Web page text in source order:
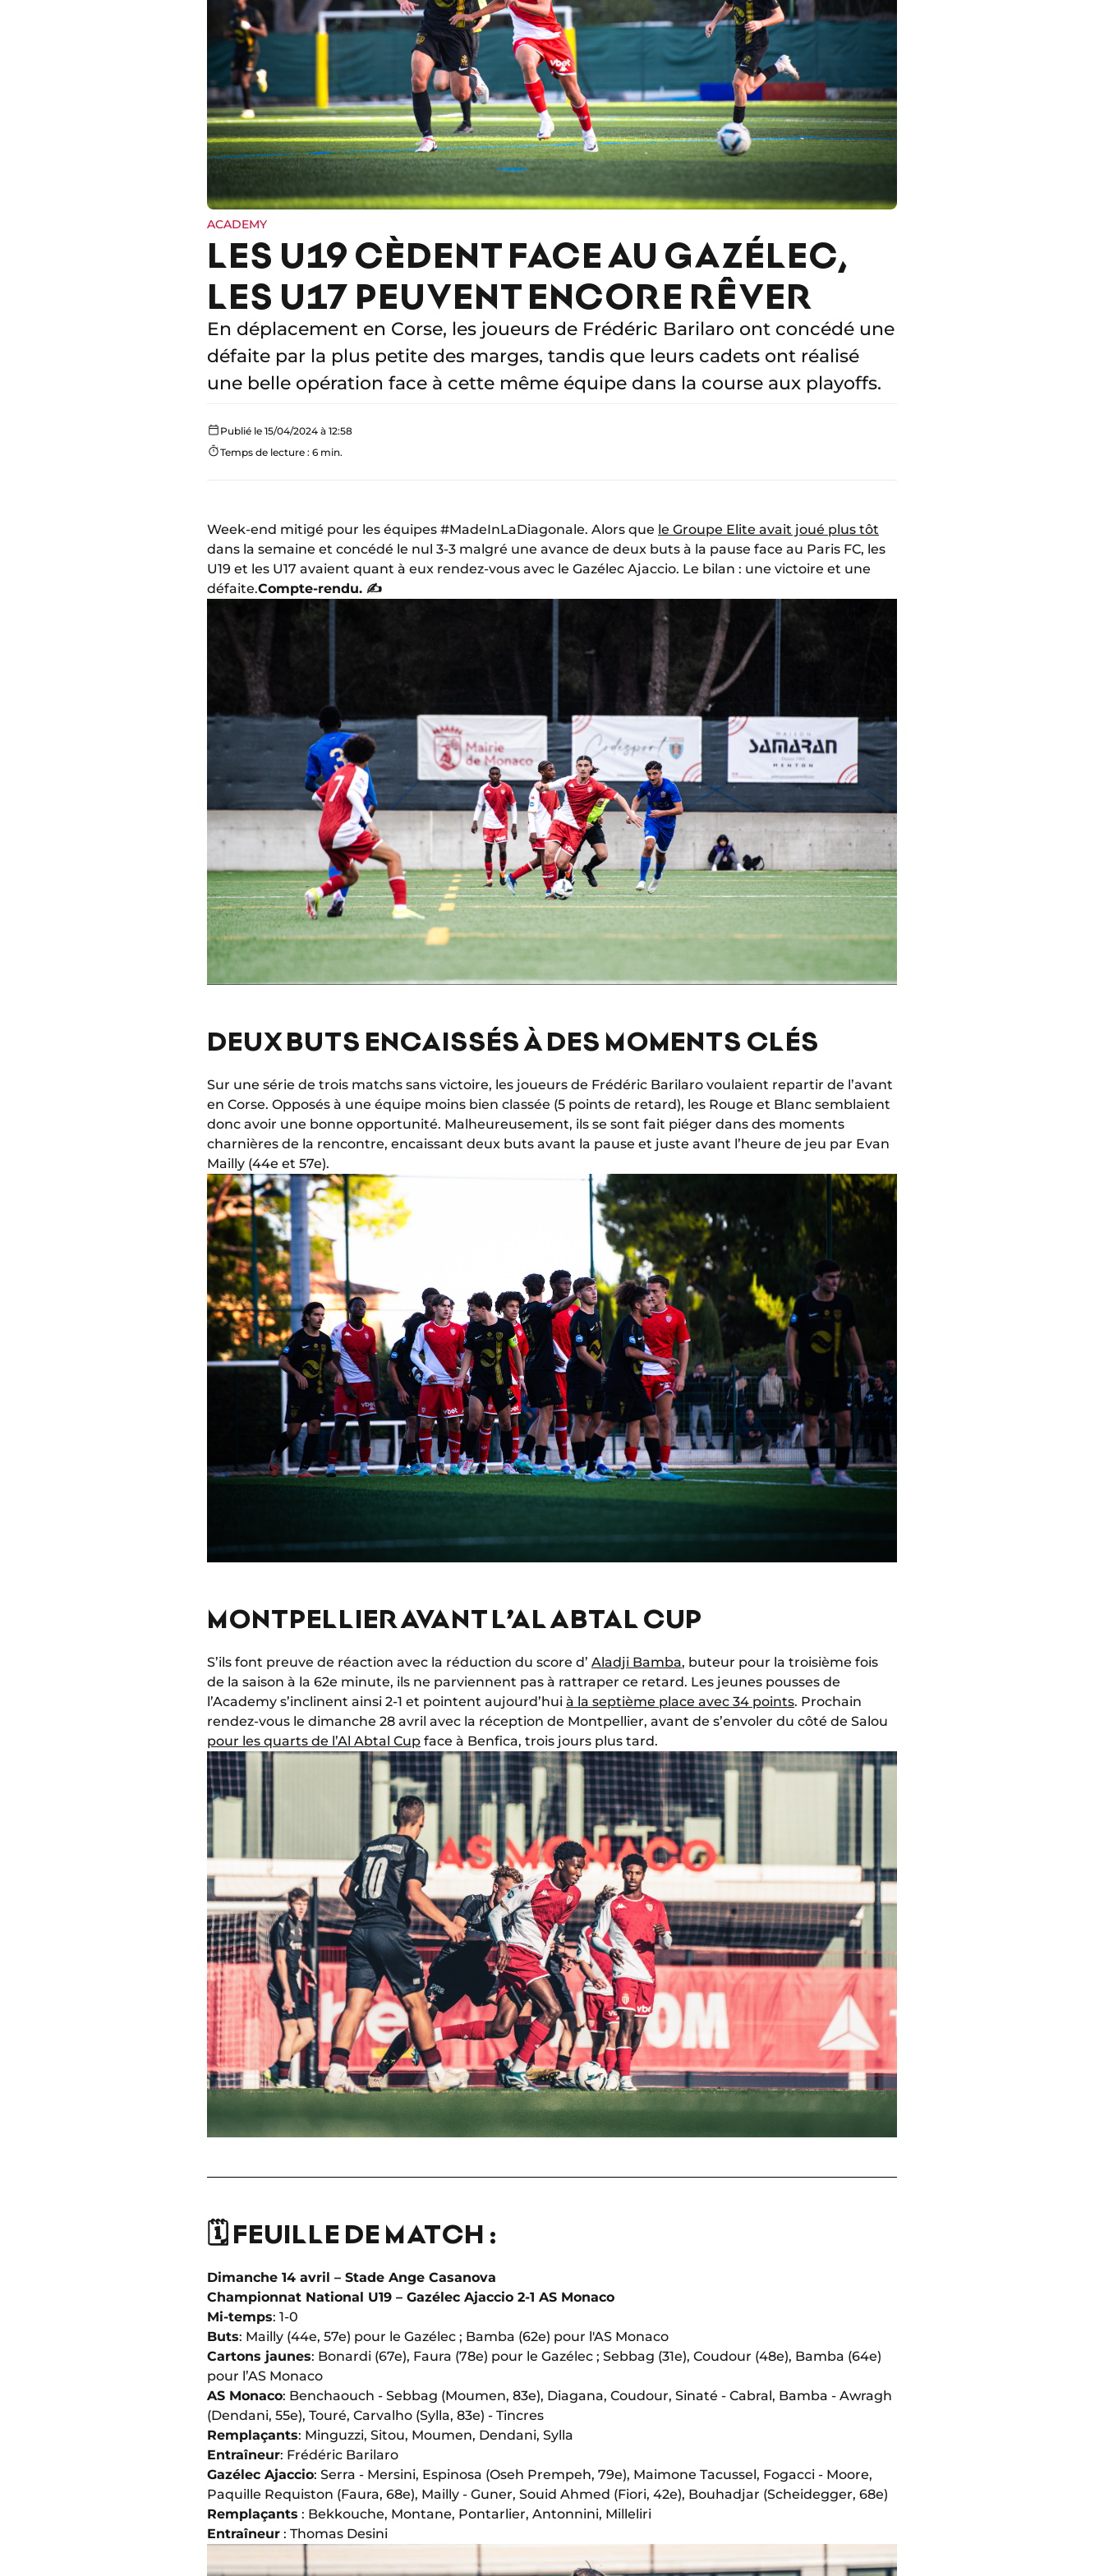
ACADEMY
LES U19 CÈDENT FACE AU GAZÉLEC,
LES U17 PEUVENT ENCORE RÊVER
En déplacement en Corse, les joueurs de Frédéric Barilaro ont concédé une
défaite par la plus petite des marges, tandis que leurs cadets ont réalisé
une belle opération face à cette même équipe dans la course aux playoffs.
Publié le 15/04/2024 à 12:58
Temps de lecture : 6 min.
Week-end mitigé pour les équipes #MadeInLaDiagonale. Alors que le Groupe Elite avait joué plus tôt
dans la semaine et concédé le nul 3-3 malgré une avance de deux buts à la pause face au Paris FC, les
U19 et les U17 avaient quant à eux rendez-vous avec le Gazélec Ajaccio. Le bilan : une victoire et une
défaite.Compte-rendu. ✍️
DEUX BUTS ENCAISSÉS À DES MOMENTS CLÉS
Sur une série de trois matchs sans victoire, les joueurs de Frédéric Barilaro voulaient repartir de l’avant
en Corse. Opposés à une équipe moins bien classée (5 points de retard), les Rouge et Blanc semblaient
donc avoir une bonne opportunité. Malheureusement, ils se sont fait piéger dans des moments
charnières de la rencontre, encaissant deux buts avant la pause et juste avant l’heure de jeu par Evan
Mailly (44e et 57e).
MONTPELLIER AVANT L’AL ABTAL CUP
S’ils font preuve de réaction avec la réduction du score d’ Aladji Bamba, buteur pour la troisième fois
de la saison à la 62e minute, ils ne parviennent pas à rattraper ce retard. Les jeunes pousses de
l’Academy s’inclinent ainsi 2-1 et pointent aujourd’hui à la septième place avec 34 points. Prochain
rendez-vous le dimanche 28 avril avec la réception de Montpellier, avant de s’envoler du côté de Salou
pour les quarts de l’Al Abtal Cup face à Benfica, trois jours plus tard.
🗓️ FEUILLE DE MATCH :
Dimanche 14 avril – Stade Ange Casanova
Championnat National U19 – Gazélec Ajaccio 2-1 AS Monaco
Mi-temps: 1-0
Buts: Mailly (44e, 57e) pour le Gazélec ; Bamba (62e) pour l'AS Monaco
Cartons jaunes: Bonardi (67e), Faura (78e) pour le Gazélec ; Sebbag (31e), Coudour (48e), Bamba (64e)
pour l’AS Monaco
AS Monaco: Benchaouch - Sebbag (Moumen, 83e), Diagana, Coudour, Sinaté - Cabral, Bamba - Awragh
(Dendani, 55e), Touré, Carvalho (Sylla, 83e) - Tincres
Remplaçants: Minguzzi, Sitou, Moumen, Dendani, Sylla
Entraîneur: Frédéric Barilaro
Gazélec Ajaccio: Serra - Mersini, Espinosa (Oseh Prempeh, 79e), Maimone Tacussel, Fogacci - Moore,
Paquille Requiston (Faura, 68e), Mailly - Guner, Souid Ahmed (Fiori, 42e), Bouhadjar (Scheidegger, 68e)
Remplaçants : Bekkouche, Montane, Pontarlier, Antonnini, Milleliri
Entraîneur : Thomas Desini